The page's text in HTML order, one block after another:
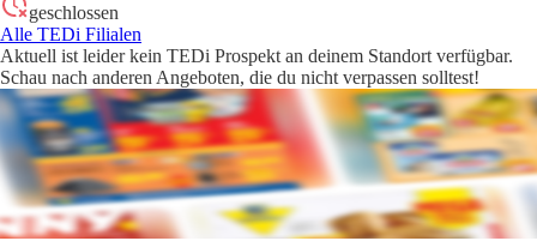
geschlossen
Alle TEDi Filialen
Aktuell ist leider kein TEDi Prospekt an deinem Standort verfügbar.
Schau nach anderen Angeboten, die du nicht verpassen solltest!